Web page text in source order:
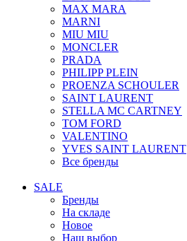
MAX MARA
MARNI
MIU MIU
MONCLER
PRADA
PHILIPP PLEIN
PROENZA SCHOULER
SAINT LAURENT
STELLA MC CARTNEY
TOM FORD
VALENTINO
YVES SAINT LAURENT
Все бренды
SALE
Бренды
На складе
Новое
Наш выбор